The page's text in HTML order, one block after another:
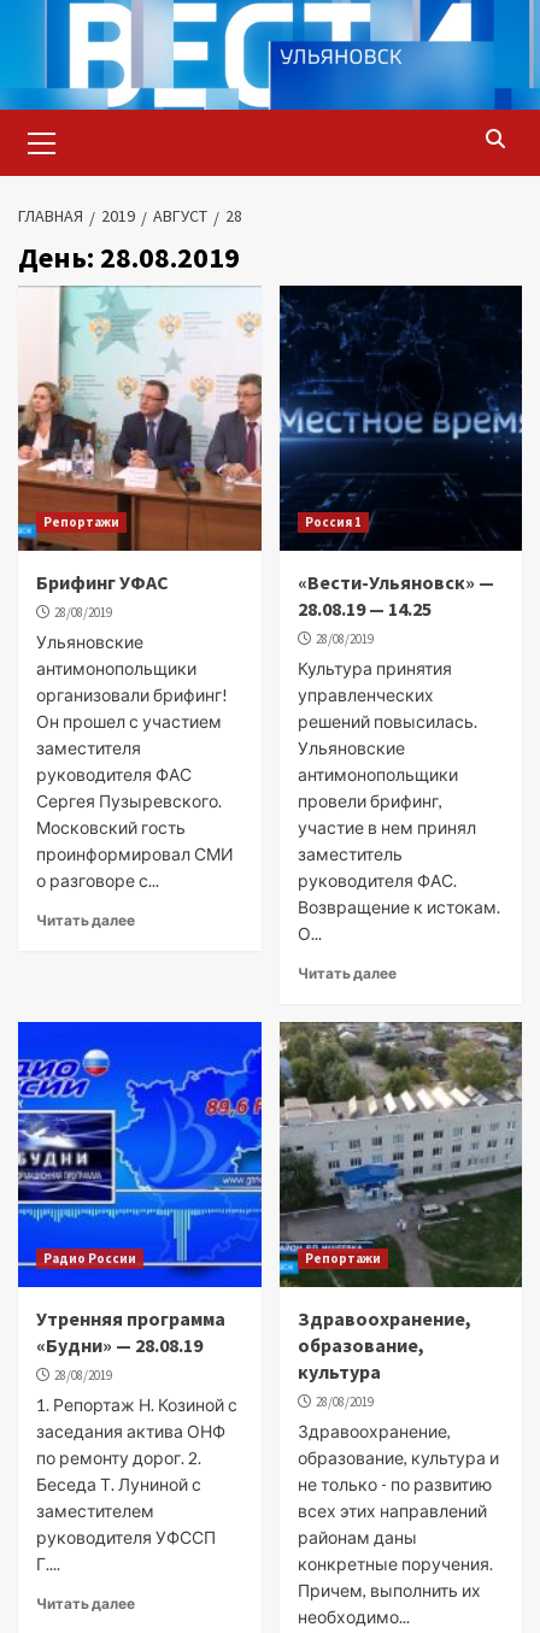
содержимому
меню
ГЛАВНАЯ 2019 АВГУСТ 28
День: 28.08.2019
Репортажи
Брифинг УФАС
28/08/2019
Ульяновские
антимонопольщики
организовали брифинг!
Он прошел с участием
заместителя
руководителя ФАС
Сергея Пузыревского.
Московский гость
проинформировал СМИ
о разговоре с...
Читать далее
Россия 1
«Вести-Ульяновск» —
28.08.19 — 14.25
28/08/2019
Культура принятия
управленческих
решений повысилась.
Ульяновские
антимонопольщики
провели брифинг,
участие в нем принял
заместитель
руководителя ФАС.
Возвращение к истокам.
О...
Читать далее
Радио России
Утренняя программа
«Будни» — 28.08.19
28/08/2019
1. Репортаж Н. Козиной с
заседания актива ОНФ
по ремонту дорог. 2.
Беседа Т. Луниной с
заместителем
руководителя УФССП
Г....
Читать далее
Репортажи
Здравоохранение,
образование,
культура
28/08/2019
Здравоохранение,
образование, культура и
не только - по развитию
всех этих направлений
районам даны
конкретные поручения.
Причем, выполнить их
необходимо...